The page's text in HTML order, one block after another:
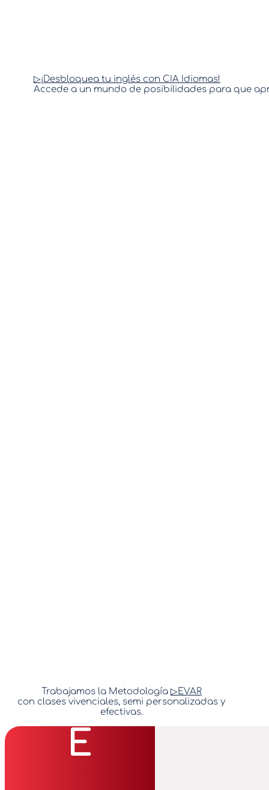
¡Desbloquea tu inglés con CIA Idiomas!
Accede a un mundo de posibilidades para que
Trabajamos la Metodología
EVAR
con clases vivenciales, semi personalizadas y
efectivas.
E